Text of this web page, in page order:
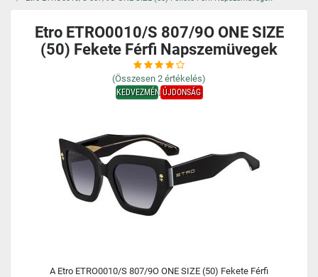
Etro ETRO0010/S 807/9O ONE SIZE
(50) Fekete Férfi Napszemüvegek
(Összesen 2 értékelés)
KEDVEZMÉNYÚJDONSÁG
A Etro ETRO0010/S 807/9O ONE SIZE (50) Fekete Férfi